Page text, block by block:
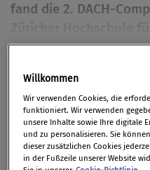
fand die 2. DACH-
Wissenschaften
VonMag. Rudolf Schwab
29. Mai 2018 /
2/2018, S. 44
Willkommen
Wir verwenden Cookies, die
funktioniert. Wir verwenden
unsere Inhalte sowie Ihre digitale
und zu personalisieren. Sie
dieser zusätzlichen Cookies
in der Fußzeile unserer Website